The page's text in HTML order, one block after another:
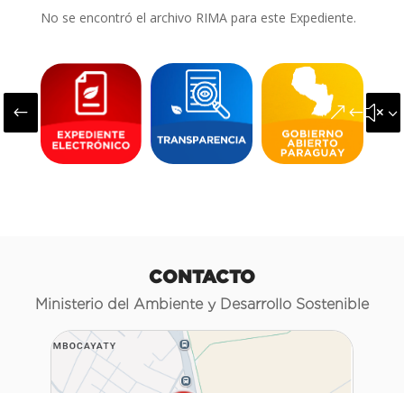
No se encontró el archivo RIMA para este Expediente.
#
CONTACTO
Ministerio del Ambiente y Desarrollo Sostenible